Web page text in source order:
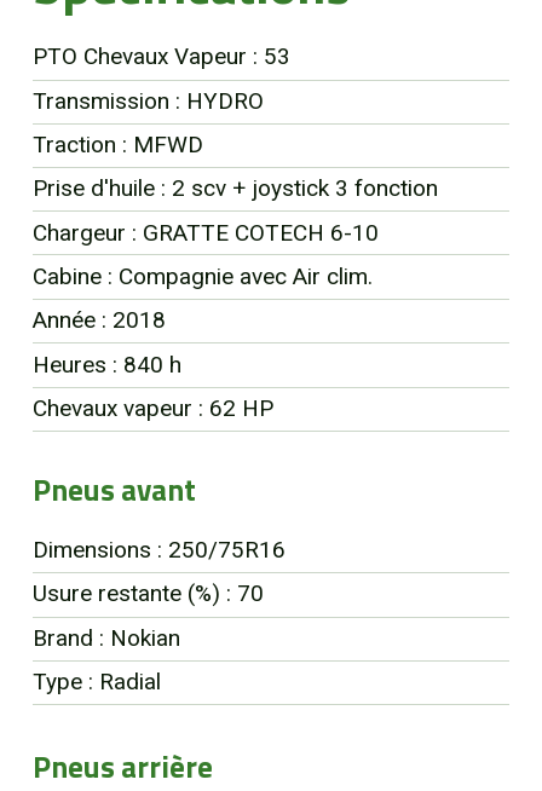
PTO Chevaux Vapeur : 53
Transmission : HYDRO
Traction : MFWD
Prise d'huile : 2 scv + joystick 3 fonction
Chargeur : GRATTE COTECH 6-10
Cabine : Compagnie avec Air clim.
Année : 2018
Heures : 840 h
Chevaux vapeur : 62 HP
Pneus avant
Dimensions : 250/75R16
Usure restante (%) : 70
Brand : Nokian
Type : Radial
Pneus arrière
EN